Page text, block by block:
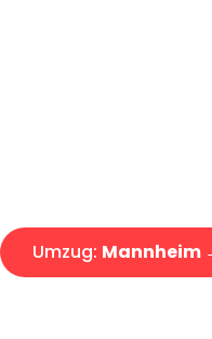
Umzug: Mannheim